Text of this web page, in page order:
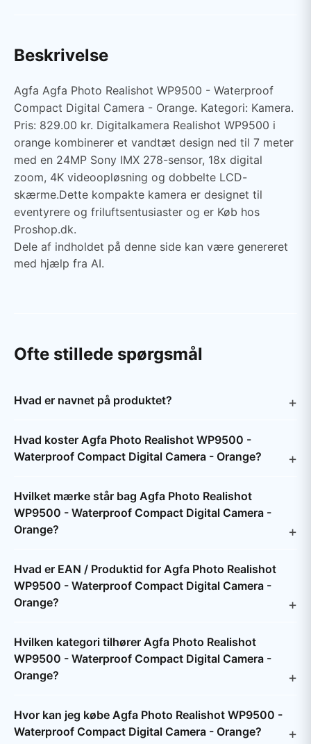
Beskrivelse
Agfa Agfa Photo Realishot WP9500 - Waterproof
Compact Digital Camera - Orange. Kategori: Kamera.
Pris: 829.00 kr. Digitalkamera Realishot WP9500 i
orange kombinerer et vandtæt design ned til 7 meter
med en 24MP Sony IMX 278-sensor, 18x digital
zoom, 4K videoopløsning og dobbelte LCD-
skærme.Dette kompakte kamera er designet til
eventyrere og friluftsentusiaster og er Køb hos
Proshop.dk.
Dele af indholdet på denne side kan være genereret
med hjælp fra AI.
Ofte stillede spørgsmål
Hvad er navnet på produktet?
Hvad koster Agfa Photo Realishot WP9500 -
Waterproof Compact Digital Camera - Orange?
Hvilket mærke står bag Agfa Photo Realishot
WP9500 - Waterproof Compact Digital Camera -
Orange?
Hvad er EAN / Produktid for Agfa Photo Realishot
WP9500 - Waterproof Compact Digital Camera -
Orange?
Hvilken kategori tilhører Agfa Photo Realishot
WP9500 - Waterproof Compact Digital Camera -
Orange?
Hvor kan jeg købe Agfa Photo Realishot WP9500 -
Waterproof Compact Digital Camera - Orange?